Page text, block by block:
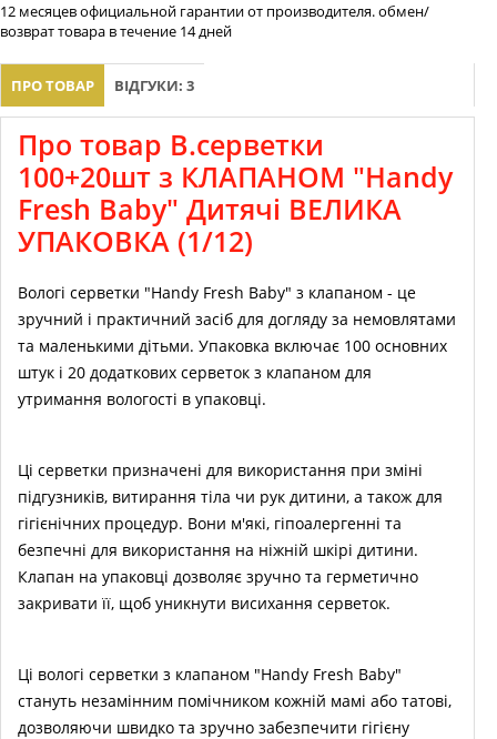
12 месяцев официальной гарантии от производителя. обмен/
возврат товара в течение 14 дней
ПРО ТОВАР ВІДГУКИ: 3
Про товар В.серветки
100+20шт з КЛАПАНОМ "Handy
Fresh Baby" Дитячі ВЕЛИКА
УПАКОВКА (1/12)
Вологі серветки "Handy Fresh Baby" з клапаном - це
зручний і практичний засіб для догляду за немовлятами
та маленькими дітьми. Упаковка включає 100 основних
штук і 20 додаткових серветок з клапаном для
утримання вологості в упаковці.
Ці серветки призначені для використання при зміні
підгузників, витирання тіла чи рук дитини, а також для
гігієнічних процедур. Вони м'які, гіпоалергенні та
безпечні для використання на ніжній шкірі дитини.
Клапан на упаковці дозволяє зручно та герметично
закривати її, щоб уникнути висихання серветок.
Ці вологі серветки з клапаном "Handy Fresh Baby"
стануть незамінним помічником кожній мамі або татові,
дозволяючи швидко та зручно забезпечити гігієну